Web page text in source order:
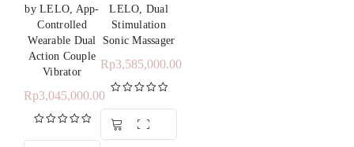
by LELO, App-
Controlled
Wearable Dual
Action Couple
Vibrator
Rp3,045,000.00
Dinilai5.00
LELO, Dual
Stimulation
Sonic Massager
Rp3,585,000.00
Dinilai5.00
dari 5